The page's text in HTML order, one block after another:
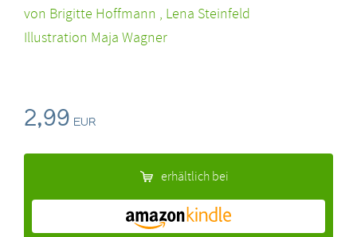
von Brigitte Hoffmann , Lena Steinfeld
Illustration Maja Wagner
2,99 EUR
erhältlich bei